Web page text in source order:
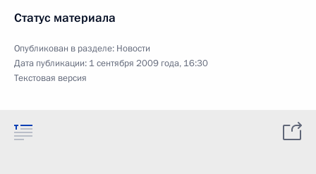
Статус материала
Опубликован в разделе: Новости
Дата публикации: 1 сентября 2009 года, 16:30
Текстовая версия